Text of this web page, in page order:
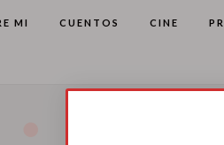
MI CUENTOS CINE